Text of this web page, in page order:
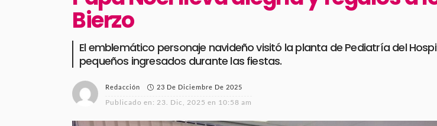
Bierzo
El emblemático personaje navideño visitó la planta de Pediatría del
pequeños ingresados durante las fiestas.
Redacción 23 De Diciembre De 2025
Publicado en: 23. Dic, 2025 en 10:58 am